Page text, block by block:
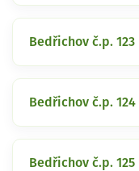
Bedřichov č.p. 123
Bedřichov č.p. 124
Bedřichov č.p. 125